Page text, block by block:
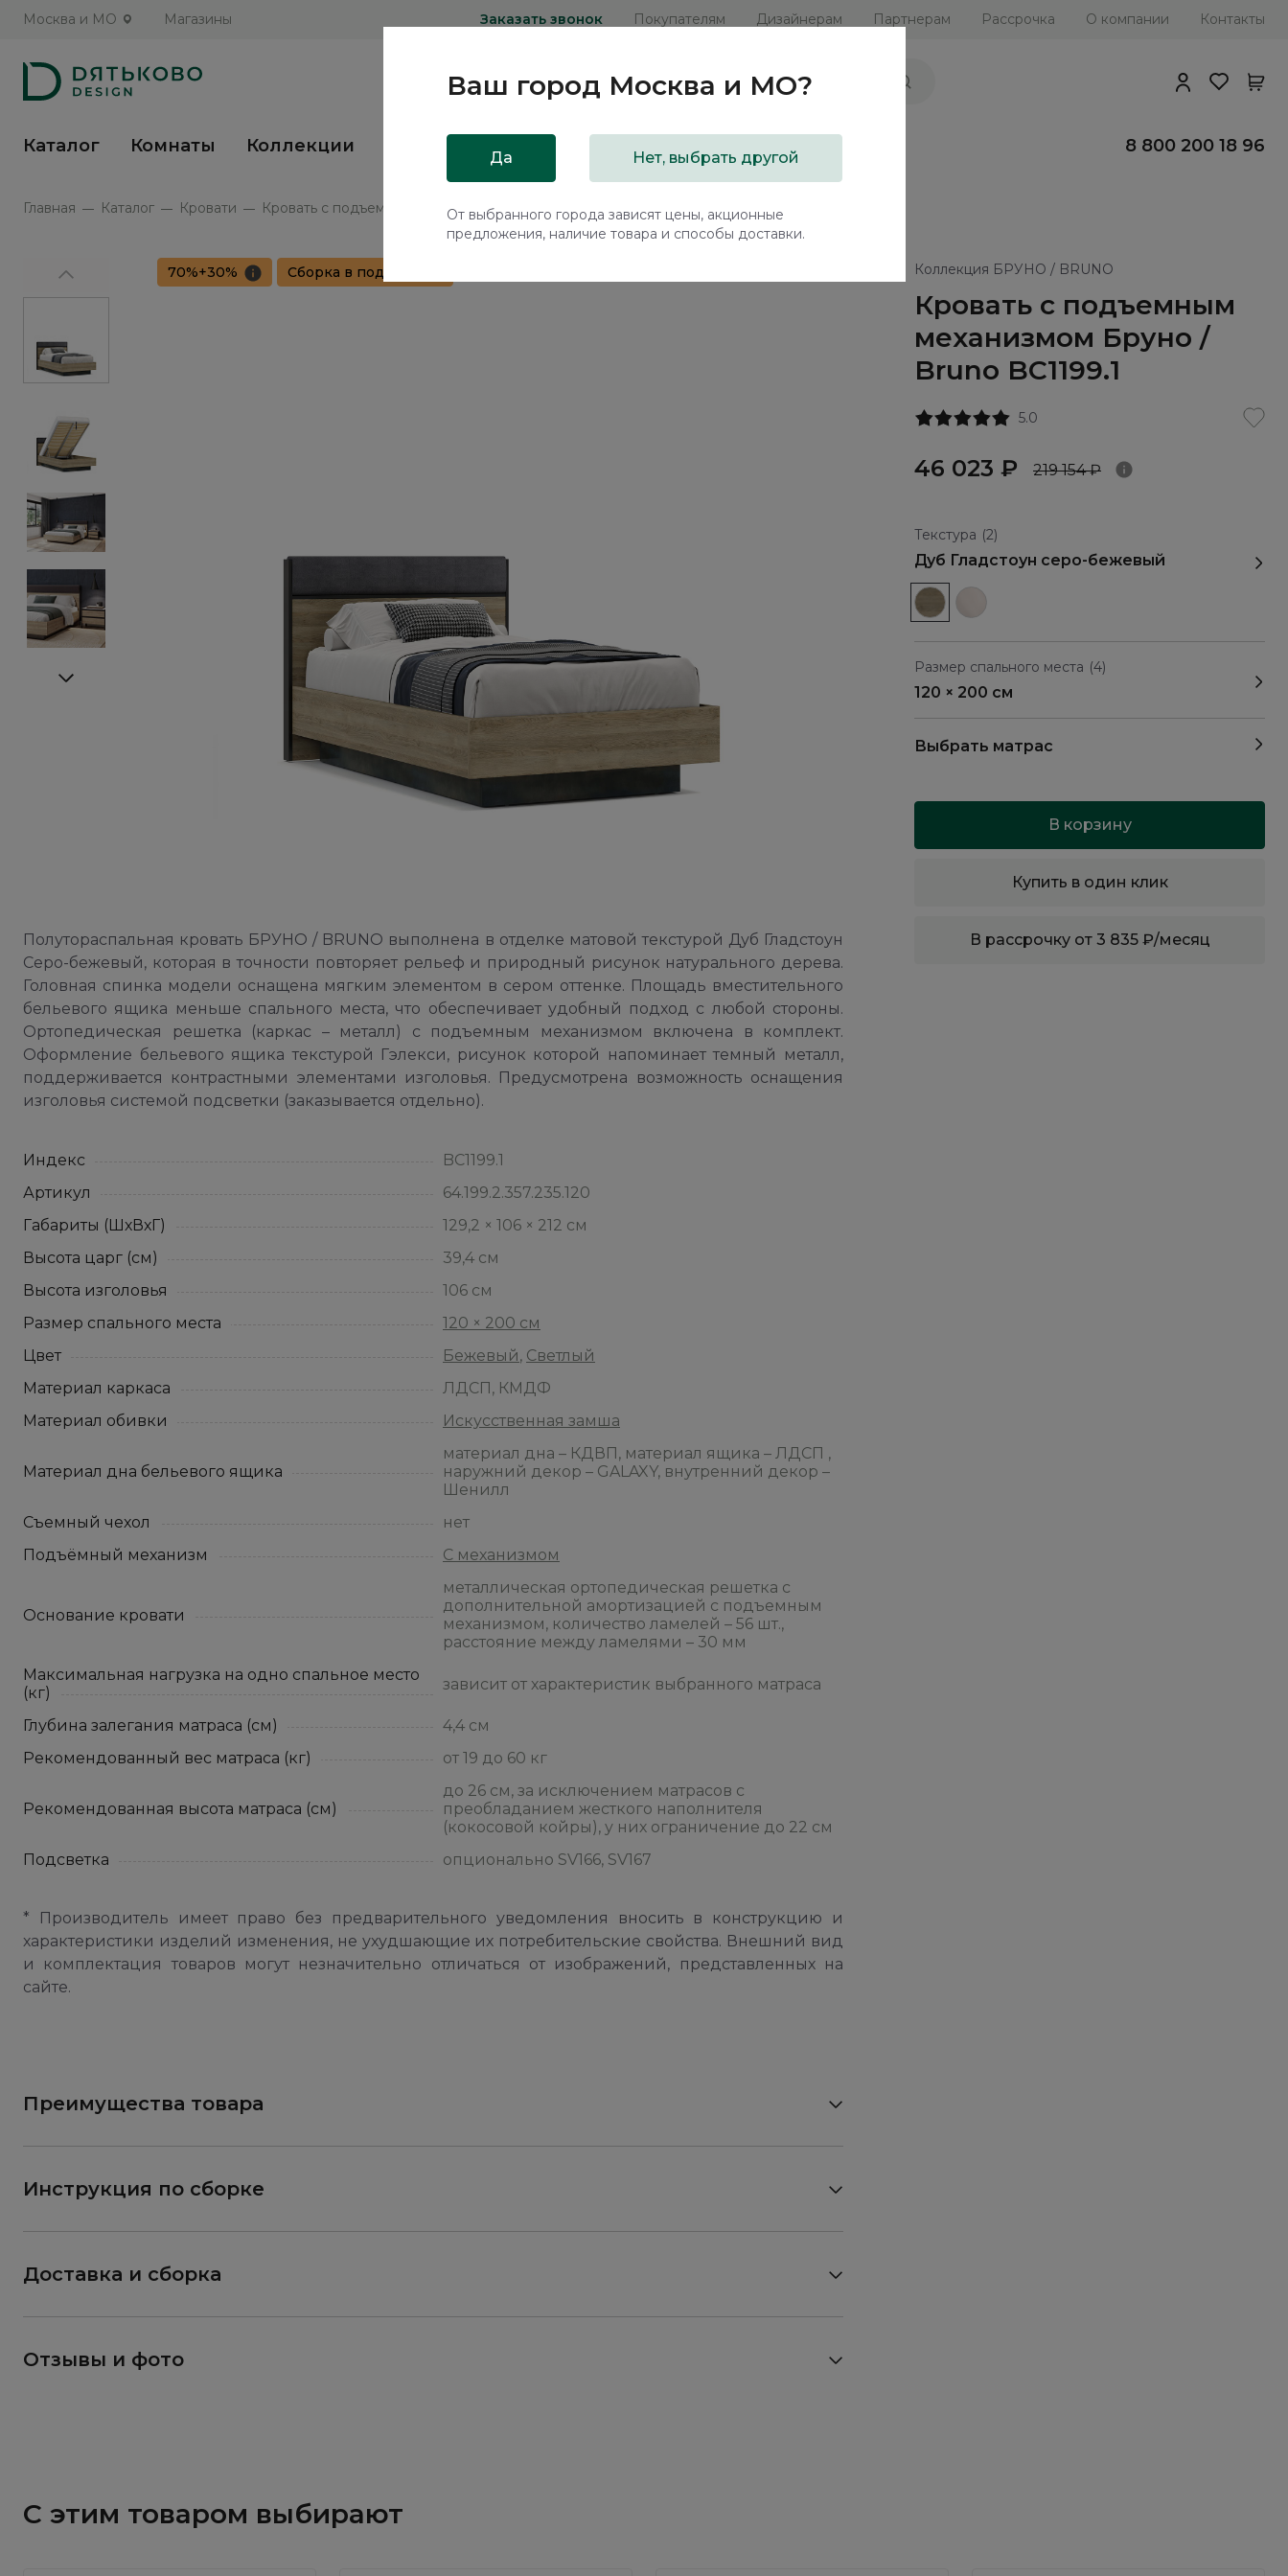
Москва и МО Магазины Заказать звонок Покупателям Дизайнерам Партнерам Рассрочка О компании Контакты
Каталог Комнаты Коллекции Распродажа 8 800 200 18 96
Главная Каталог Кровати Кровать с подъемным механизмом Бруно / Bruno BC1199.1
Коллекция БРУНО / BRUNO
Кровать с подъемным
механизмом Бруно /
Bruno BC1199.1
5.0
46 023 ₽ 219 154 ₽
Текстура (2)
Дуб Гладстоун серо-бежевый
Размер спального места (4)
120 × 200 см
Выбрать матрас
В корзину
Купить в один клик
В рассрочку от 3 835 ₽/месяц
70%+30% Сборка в подарок
Полутораспальная кровать БРУНО / BRUNO выполнена в отделке матовой текстурой Дуб Гладстоун
Серо-бежевый, которая в точности повторяет рельеф и природный рисунок натурального дерева.
Головная спинка модели оснащена мягким элементом в сером оттенке. Площадь вместительного
бельевого ящика меньше спального места, что обеспечивает удобный подход с любой стороны.
Ортопедическая решетка (каркас – металл) с подъемным механизмом включена в комплект.
Оформление бельевого ящика текстурой Гэлекси, рисунок которой напоминает темный металл,
поддерживается контрастными элементами изголовья. Предусмотрена возможность оснащения
изголовья системой подсветки (заказывается отдельно).
Индекс
BC1199.1
Артикул
64.199.2.357.235.120
Габариты (ШхВхГ)
129,2 × 106 × 212 см
Высота царг (см)
39,4 см
Высота изголовья
106 см
Размер спального места
120 × 200 см
Цвет
Бежевый, Светлый
Материал каркаса
ЛДСП, КМДФ
Материал обивки
Искусственная замша
Материал дна бельевого ящика
материал дна – КДВП, материал ящика – ЛДСП ,
наружний декор – GALAXY, внутренний декор –
Шенилл
Съемный чехол
нет
Подъёмный механизм
С механизмом
Основание кровати
металлическая ортопедическая решетка с
дополнительной амортизацией с подъемным
механизмом, количество ламелей – 56 шт.,
расстояние между ламелями – 30 мм
Максимальная нагрузка на одно спальное место
(кг)
зависит от характеристик выбранного матраса
Глубина залегания матраса (см)
4,4 см
Рекомендованный вес матраса (кг)
от 19 до 60 кг
Рекомендованная высота матраса (см)
до 26 см, за исключением матрасов с
преобладанием жесткого наполнителя
(кокосовой койры), у них ограничение до 22 см
Подсветка
опционально SV166, SV167
* Производитель имеет право без предварительного уведомления вносить в конструкцию и
характеристики изделий изменения, не ухудшающие их потребительские свойства. Внешний вид
и комплектация товаров могут незначительно отличаться от изображений, представленных на
сайте.
Преимущества товара
Инструкция по сборке
Доставка и сборка
Отзывы и фото
С этим товаром выбирают
Ваш город Москва и МО?
Да Нет, выбрать другой
От выбранного города зависят цены, акционные
предложения, наличие товара и способы доставки.